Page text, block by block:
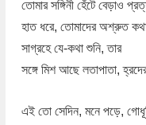
তোমার সঙ্গিনী হেঁটে বেড়াও
হাত ধরে, তোমাদের অশ্রুত
সাগ্রহে যে-কথা শুনি, তার
সঙ্গে মিশ আছে লতাপাতা,
এই তো সেদিন, মনে পড়ে,